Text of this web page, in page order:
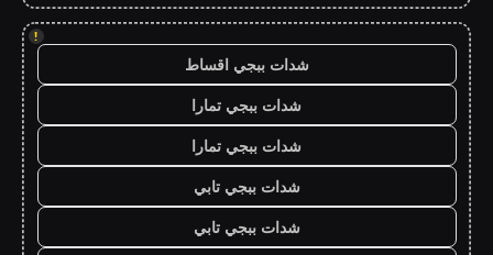
!
شدات ببجي اقساط
شدات ببجي تمارا
شدات ببجي تمارا
شدات ببجي تابي
شدات ببجي تابي